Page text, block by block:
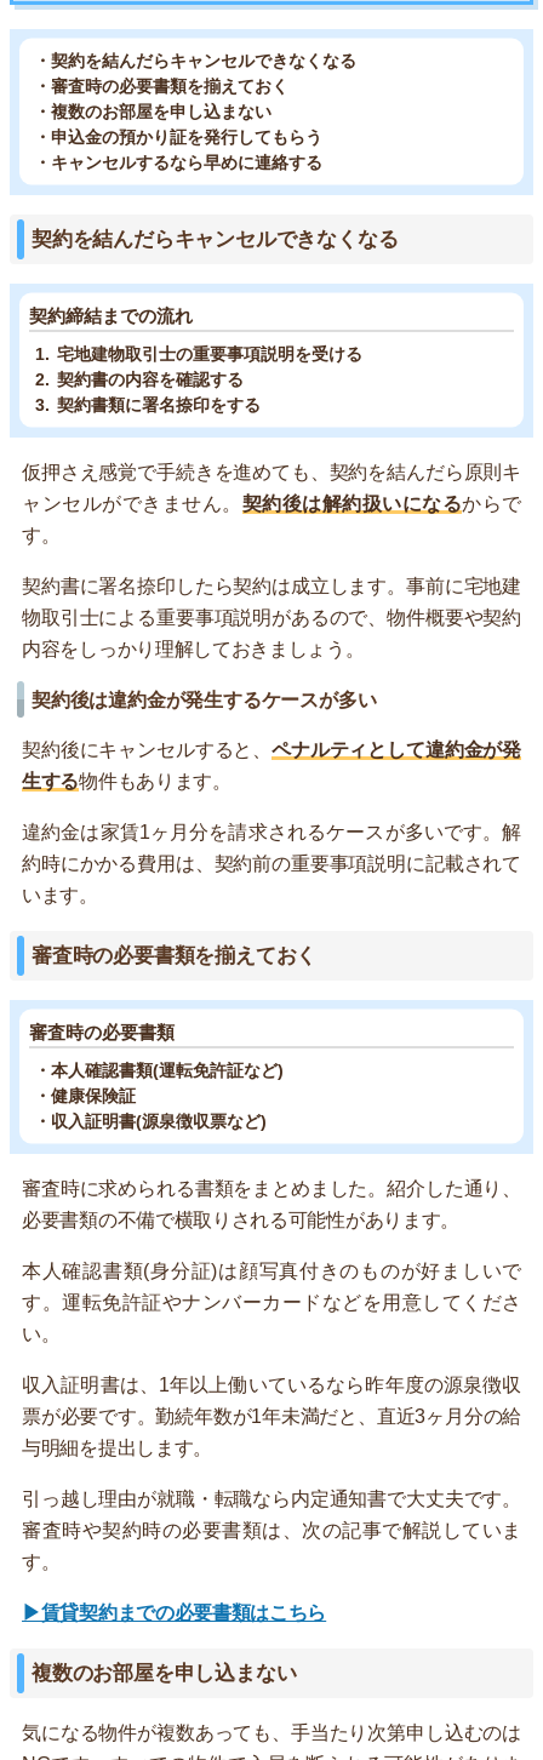
・契約を結んだらキャンセルできなくなる
・審査時の必要書類を揃えておく
・複数のお部屋を申し込まない
・申込金の預かり証を発行してもらう
・キャンセルするなら早めに連絡する
契約を結んだらキャンセルできなくなる
契約締結までの流れ
宅地建物取引士の重要事項説明を受ける
契約書の内容を確認する
契約書類に署名捺印をする
仮押さえ感覚で手続きを進めても、契約を結んだら原則キ
ャンセルができません。 契約後は解約扱いになるからで
す。
契約書に署名捺印したら契約は成立します。事前に宅地建
物取引士による重要事項説明があるので、物件概要や契約
内容をしっかり理解しておきましょう。
契約後は違約金が発生するケースが多い
契約後にキャンセルすると、ペナルティとして違約金が発
生する物件もあります。
違約金は家賃1ヶ月分を請求されるケースが多いです。解
約時にかかる費用は、契約前の重要事項説明に記載されて
います。
審査時の必要書類を揃えておく
審査時の必要書類
・本人確認書類(運転免許証など)
・健康保険証
・収入証明書(源泉徴収票など)
審査時に求められる書類をまとめました。紹介した通り、
必要書類の不備で横取りされる可能性があります。
本人確認書類(身分証)は顔写真付きのものが好ましいで
す。運転免許証やナンバーカードなどを用意してくださ
い。
収入証明書は、1年以上働いているなら昨年度の源泉徴収
票が必要です。勤続年数が1年未満だと、直近3ヶ月分の給
与明細を提出します。
引っ越し理由が就職・転職なら内定通知書で大丈夫です。
審査時や契約時の必要書類は、次の記事で解説していま
す。
▶賃貸契約までの必要書類はこちら
複数のお部屋を申し込まない
気になる物件が複数あっても、手当たり次第申し込むのは